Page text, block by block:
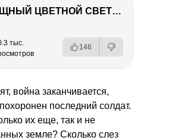
МОЩНЫЙ ЦВЕТНОЙ СВЕТ – NANLITE FC-500C
тыс.
146
война заканчивается,
последний солдат.
их еще, так и не
земле? Сколько слез